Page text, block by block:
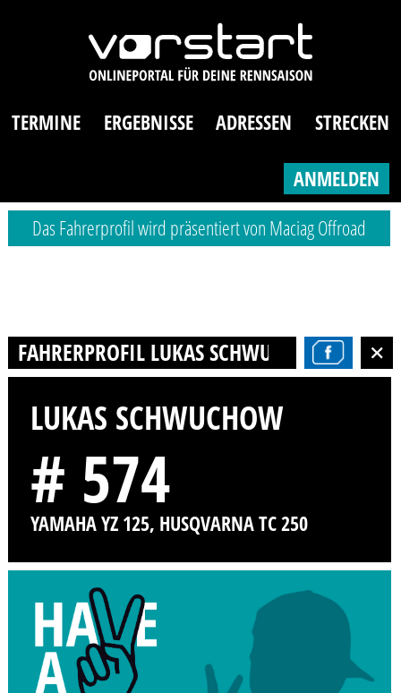
TERMINE ERGEBNISSE ADRESSEN STRECKEN
ANMELDEN
Das Fahrerprofil wird präsentiert von Maciag Offroad
FAHRERPROFIL LUKAS SCHWUCHOW
LUKAS SCHWUCHOW
# 574
YAMAHA YZ 125, HUSQVARNA TC 250